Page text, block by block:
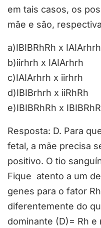
em tais casos, os
mãe e são,
a)IBIBRhRh x IAIArhrh
b)iirhrh x IAIArhrh
c)IAIArhrh x iirhrh
d)IBIBrhrh x iiRhRh
e)IBIBRhRh x
Resposta: D. Para
fetal, a mãe precisa
positivo. O tio
Fique atento a um
genes para o fator
diferentemente do
dominante (D)= Rh